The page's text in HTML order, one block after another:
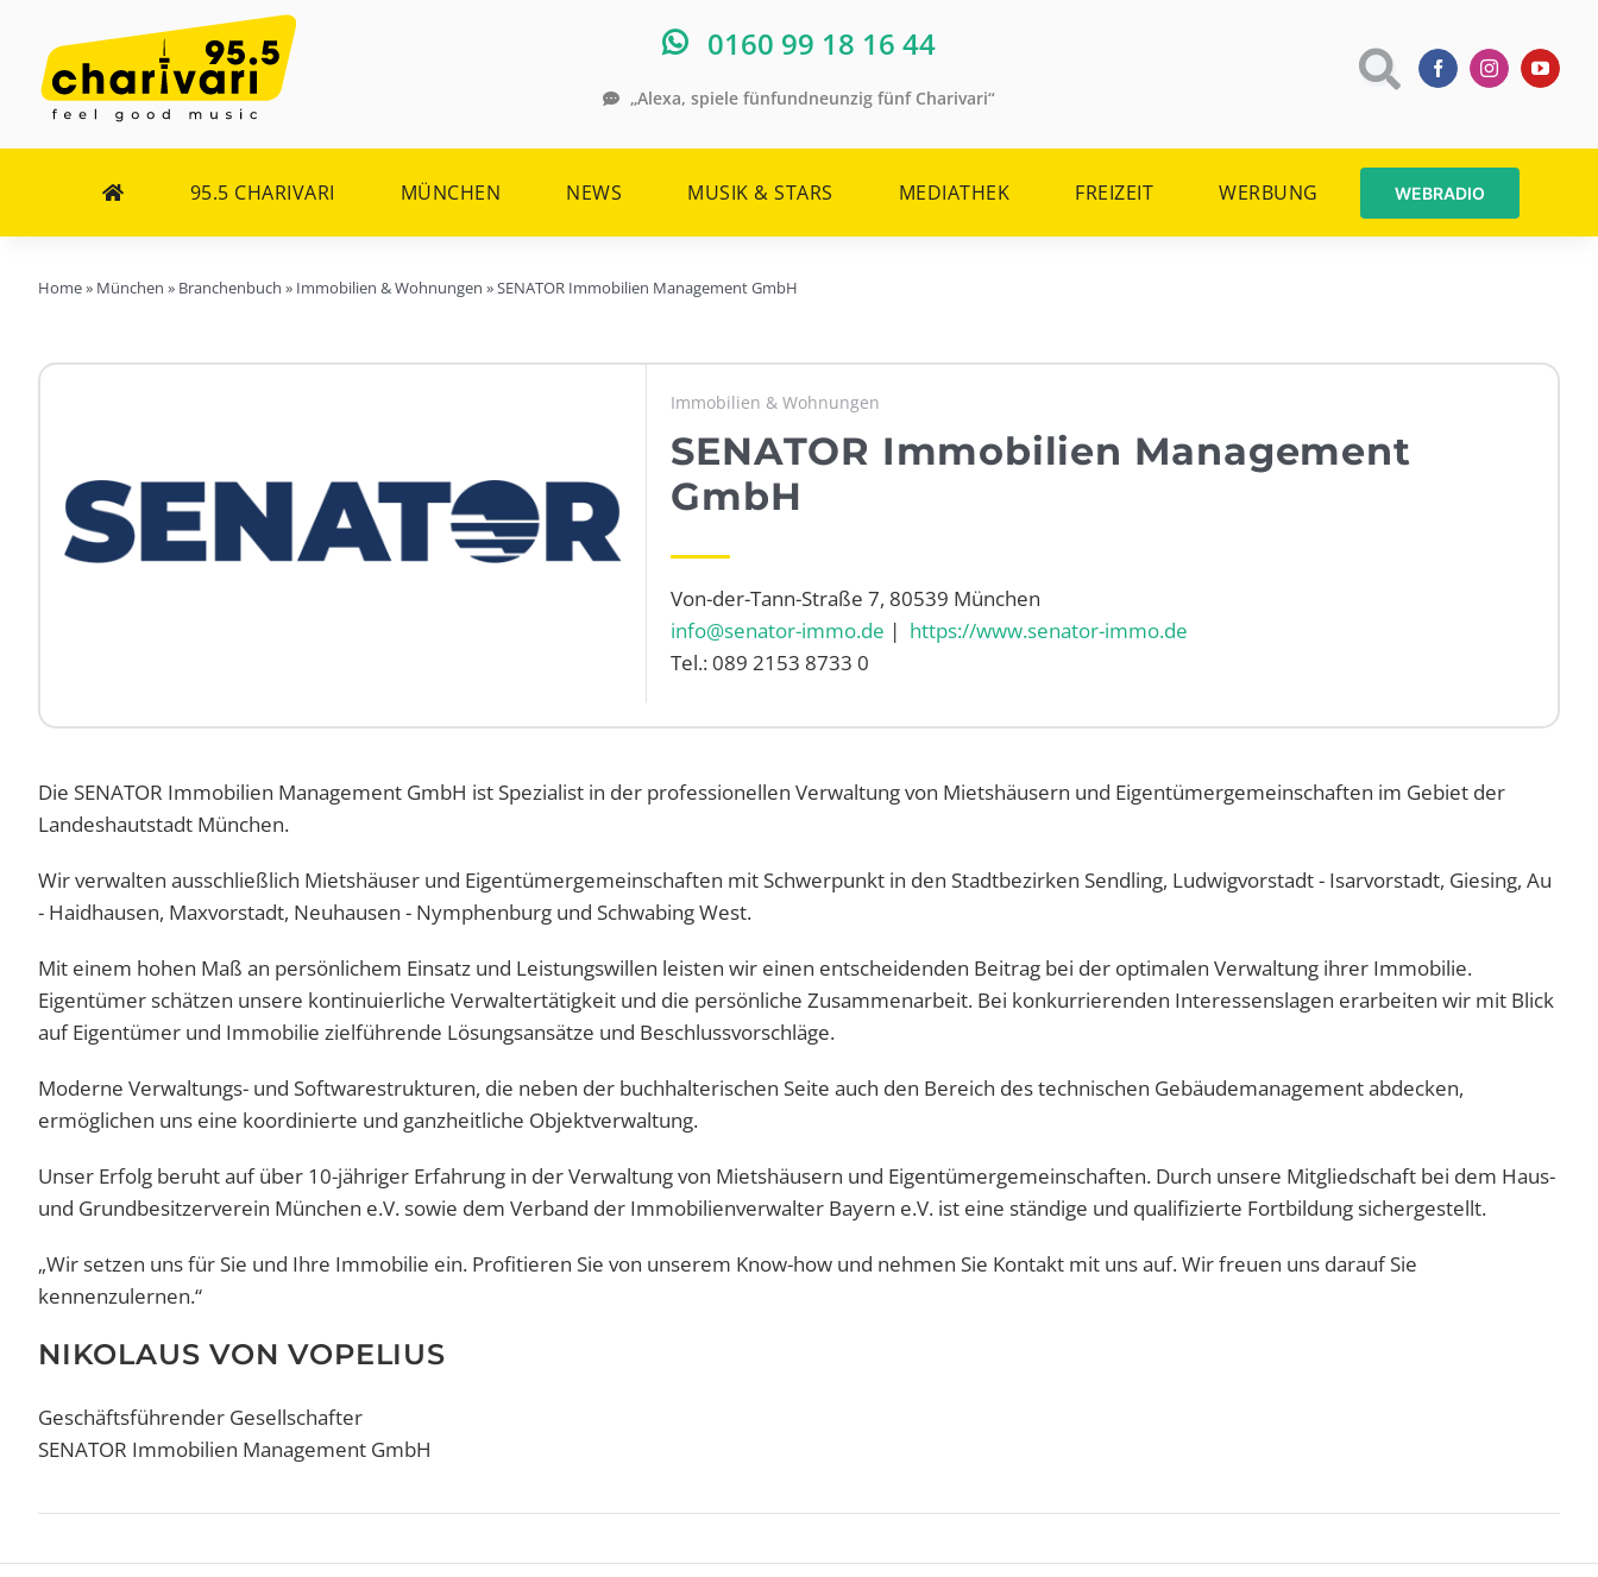
Inhalt
springen
0160 99 18 16 44
„Alexa, spiele fünfundneunzig fünf Charivari“
95.5 CHARIVARI MÜNCHEN NEWS MUSIK & STARS MEDIATHEK FREIZEIT WERBUNG WEBRADIO
Home» München » Branchenbuch » Immobilien & Wohnungen »SENATOR Immobilien Management GmbH
Immobilien & Wohnungen
SENATOR Immobilien Management
GmbH
Von-der-Tann-Straße 7, 80539 München
info@senator-immo.de | https://www.senator-immo.de
Tel.: 089 2153 8733 0
Die SENATOR Immobilien Management GmbH ist Spezialist in der professionellen Verwaltung von Mietshäusern und Eigentümergemeinschaften im Gebiet der
Landeshautstadt München.
Wir verwalten ausschließlich Mietshäuser und Eigentümergemeinschaften mit Schwerpunkt in den Stadtbezirken Sendling, Ludwigvorstadt - Isarvorstadt, Giesing, Au
- Haidhausen, Maxvorstadt, Neuhausen - Nymphenburg und Schwabing West.
Mit einem hohen Maß an persönlichem Einsatz und Leistungswillen leisten wir einen entscheidenden Beitrag bei der optimalen Verwaltung ihrer Immobilie.
Eigentümer schätzen unsere kontinuierliche Verwaltertätigkeit und die persönliche Zusammenarbeit. Bei konkurrierenden Interessenslagen erarbeiten wir mit Blick
auf Eigentümer und Immobilie zielführende Lösungsansätze und Beschlussvorschläge.
Moderne Verwaltungs- und Softwarestrukturen, die neben der buchhalterischen Seite auch den Bereich des technischen Gebäudemanagement abdecken,
ermöglichen uns eine koordinierte und ganzheitliche Objektverwaltung.
Unser Erfolg beruht auf über 10-jähriger Erfahrung in der Verwaltung von Mietshäusern und Eigentümergemeinschaften. Durch unsere Mitgliedschaft bei dem Haus-
und Grundbesitzerverein München e.V. sowie dem Verband der Immobilienverwalter Bayern e.V. ist eine ständige und qualifizierte Fortbildung sichergestellt.
„Wir setzen uns für Sie und Ihre Immobilie ein. Profitieren Sie von unserem Know-how und nehmen Sie Kontakt mit uns auf. Wir freuen uns darauf Sie
kennenzulernen.“
NIKOLAUS VON VOPELIUS
Geschäftsführender Gesellschafter
SENATOR Immobilien Management GmbH